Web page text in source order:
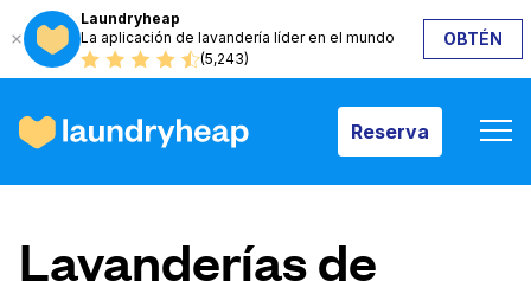
Laundryheap
La aplicación de lavandería líder en el mundo
(5,243)
OBTÉN
Reserva
Reserva
Cómo funciona
Lavanderías de